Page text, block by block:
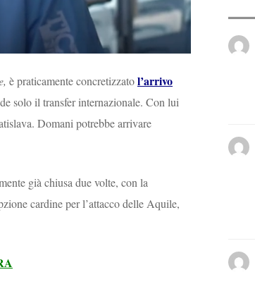
è praticamente concretizzatol’arrivo
solo il transfer internazionale. Con lui
Domani potrebbe arrivare
già chiusa due volte, con la
cardine per l’attacco delle Aquile,